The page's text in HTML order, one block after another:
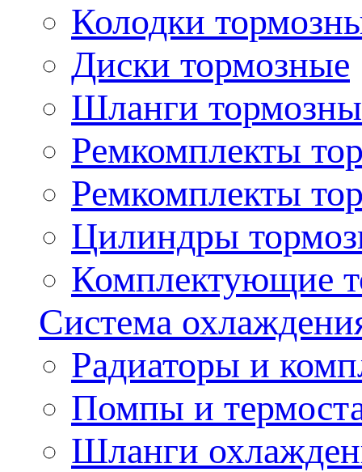
Колодки
Диски тормозные
Шланги
Ремкомплекты
Ремкомплекты
Цилиндры
Комплектующие
Система
Радиаторы и
Помпы и
Шланги